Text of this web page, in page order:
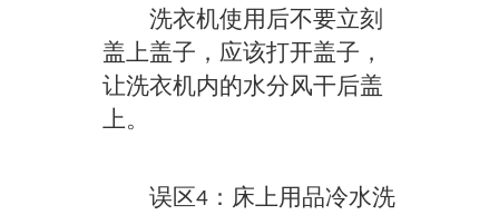
洗衣机使用后不要立刻
盖上盖子，应该打开盖子，
让洗衣机内的水分风干后盖
上。
误区4：床上用品冷水洗